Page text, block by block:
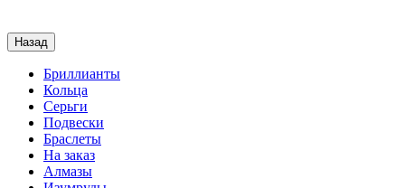
Назад
Бриллианты
Кольца
Серьги
Подвески
Браслеты
На заказ
Алмазы